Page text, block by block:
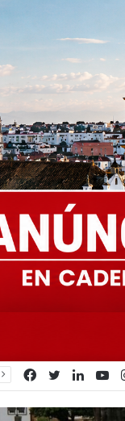
Twitter
Facebook